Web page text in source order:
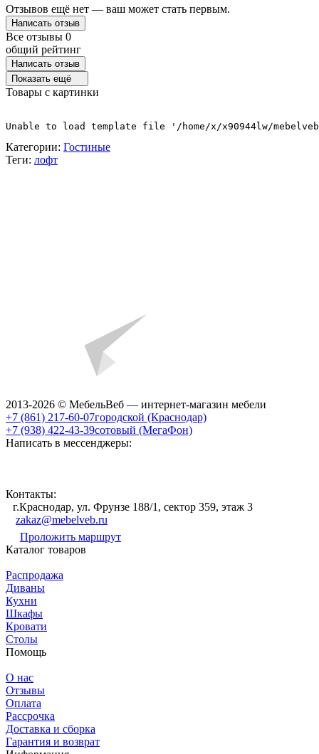
Отзывов ещё нет — ваш может стать первым.
Написать отзыв
Все отзывы 0
общий рейтинг
Написать отзыв
Показать ещё
Товары с картинки
Unable to load template file '/home/x/x90944lw/
Категории: Гостиные
Теги: лофт
2013-2026 © МебельВеб — интернет-магазин мебели
+7 (861) 217-60-07городской (Краснодар)
+7 (938) 422-43-39сотовый (МегаФон)
Написать в мессенджеры:
Контакты:
г.Краснодар, ул. Фрунзе 188/1, сектор 359, этаж 3
zakaz@mebelveb.ru
Проложить маршрут
Каталог товаров
Распродажа
Диваны
Кухни
Шкафы
Кровати
Столы
Помощь
О нас
Отзывы
Оплата
Рассрочка
Доставка и сборка
Гарантия и возврат